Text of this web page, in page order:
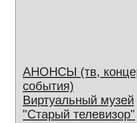
АНОНСЫ (тв,
события)
Виртуальный музей
"Старый телевизор"